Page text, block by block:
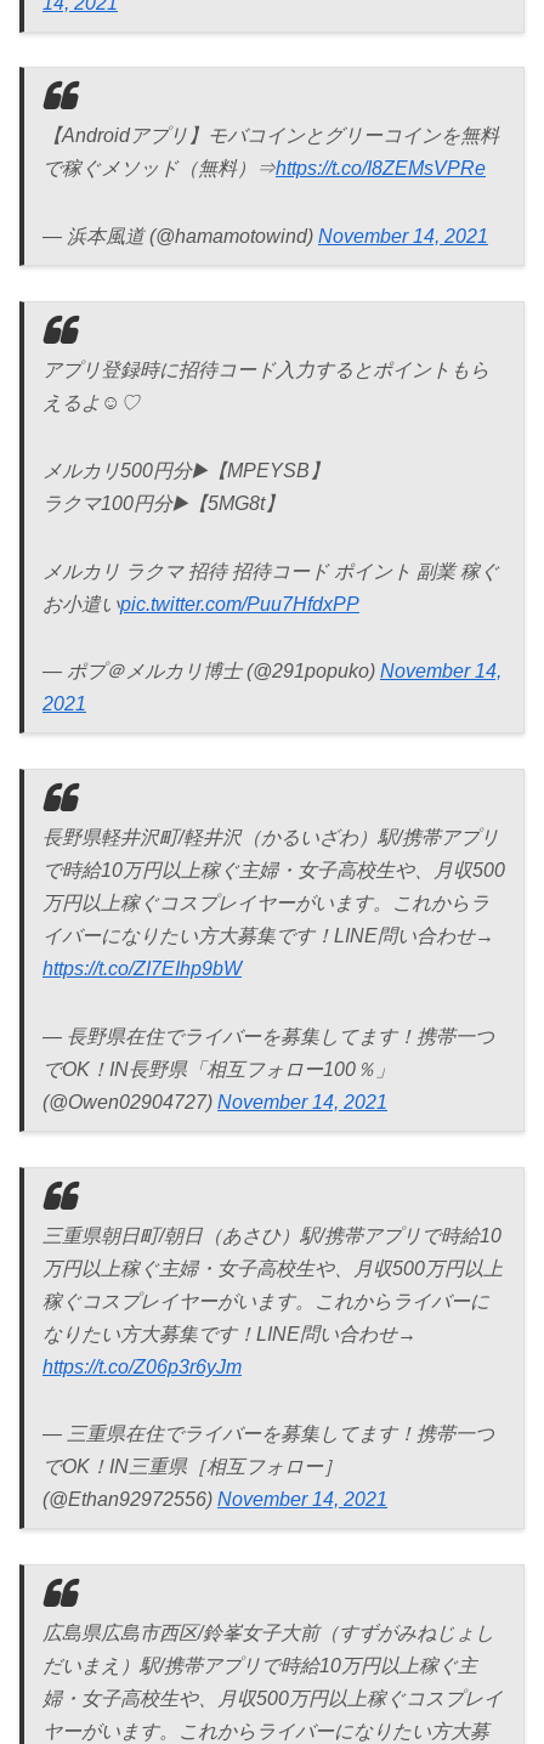
【Androidアプリ】モバコインとグリーコインを無料
で稼ぐメソッド（無料）⇒https://t.co/I8ZEMsVPRe
— 浜本風道 (@hamamotowind) November 14, 2021
アプリ登録時に招待コード入力するとポイントもら
えるよ☺️♡
メルカリ500円分▶️【MPEYSB】
ラクマ100円分▶️【5MG8t】
メルカリ ラクマ 招待 招待コード ポイント 副業 稼ぐ
お小遣いpic.twitter.com/Puu7HfdxPP
— ポプ＠メルカリ博士 (@291popuko) November 14,
2021
長野県軽井沢町/軽井沢（かるいざわ）駅/携帯アプリ
で時給10万円以上稼ぐ主婦・女子高校生や、月収500
万円以上稼ぐコスプレイヤーがいます。これからラ
イバーになりたい方大募集です！LINE問い合わせ→
https://t.co/ZI7EIhp9bW
— 長野県在住でライバーを募集してます！携帯一つ
でOK！IN長野県「相互フォロー100％」
(@Owen02904727) November 14, 2021
三重県朝日町/朝日（あさひ）駅/携帯アプリで時給10
万円以上稼ぐ主婦・女子高校生や、月収500万円以上
稼ぐコスプレイヤーがいます。これからライバーに
なりたい方大募集です！LINE問い合わせ→
https://t.co/Z06p3r6yJm
— 三重県在住でライバーを募集してます！携帯一つ
でOK！IN三重県［相互フォロー］
(@Ethan92972556) November 14, 2021
広島県広島市西区/鈴峯女子大前（すずがみねじょし
だいまえ）駅/携帯アプリで時給10万円以上稼ぐ主
婦・女子高校生や、月収500万円以上稼ぐコスプレイ
ヤーがいます。これからライバーになりたい方大募